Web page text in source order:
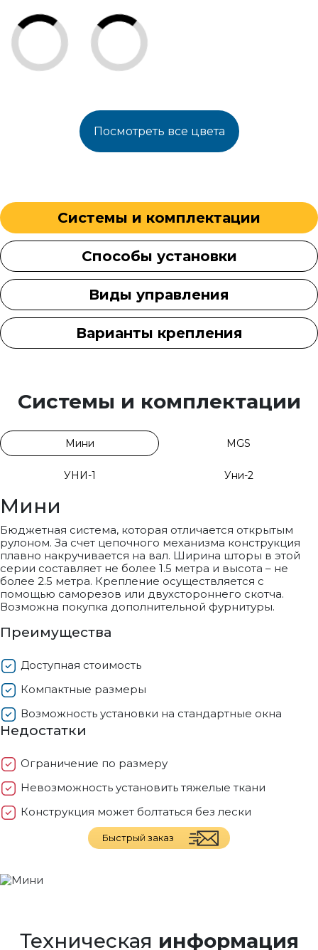
Посмотреть все цвета
Системы и комплектации
Способы установки
Виды управления
Варианты крепления
Системы и комплектации
Мини MGS
УНИ-1 Уни-2
Мини
Бюджетная система, которая отличается открытым
рулоном. За счет цепочного механизма конструкция
плавно накручивается на вал. Ширина шторы в этой
серии составляет не более 1.5 метра и высота – не
более 2.5 метра. Крепление осуществляется с
помощью саморезов или двухстороннего скотча.
Возможна покупка дополнительной фурнитуры.
Преимущества
Доступная стоимость
Компактные размеры
Возможность установки на стандартные окна
Недостатки
Ограничение по размеру
Невозможность установить тяжелые ткани
Конструкция может болтаться без лески
Быстрый заказ
Техническая информация